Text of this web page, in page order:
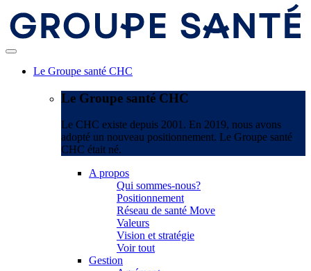
Le Groupe santé CHC
Le Groupe santé CHC
Le CHC existe depuis 2001. En 2019, nous avons
adopté un nouveau positionnement. Le Groupe santé
CHC était né.
A propos
Qui sommes-nous?
Positionnement
Réseau de santé Move
Valeurs
Vision et stratégie
Voir tout
Gestion